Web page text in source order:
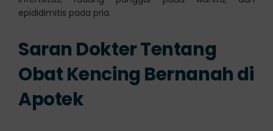
epididimitis pada pria.
Saran Dokter Tentang
Obat Kencing Bernanah di
Apotek